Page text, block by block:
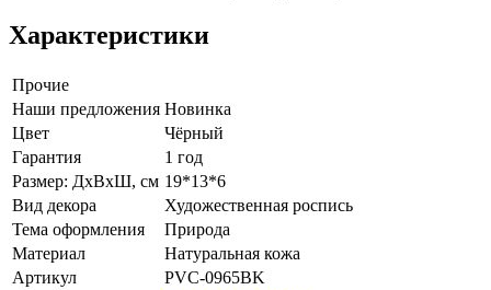
Характеристики
Прочие
Наши предложения Новинка
Цвет
Чёрный
Гарантия
1 год
Размер: ДхВхШ, см 19*13*6
Вид декора
Художественная роспись
Тема оформления
Природа
Материал
Натуральная кожа
Артикул
PVC-0965BK